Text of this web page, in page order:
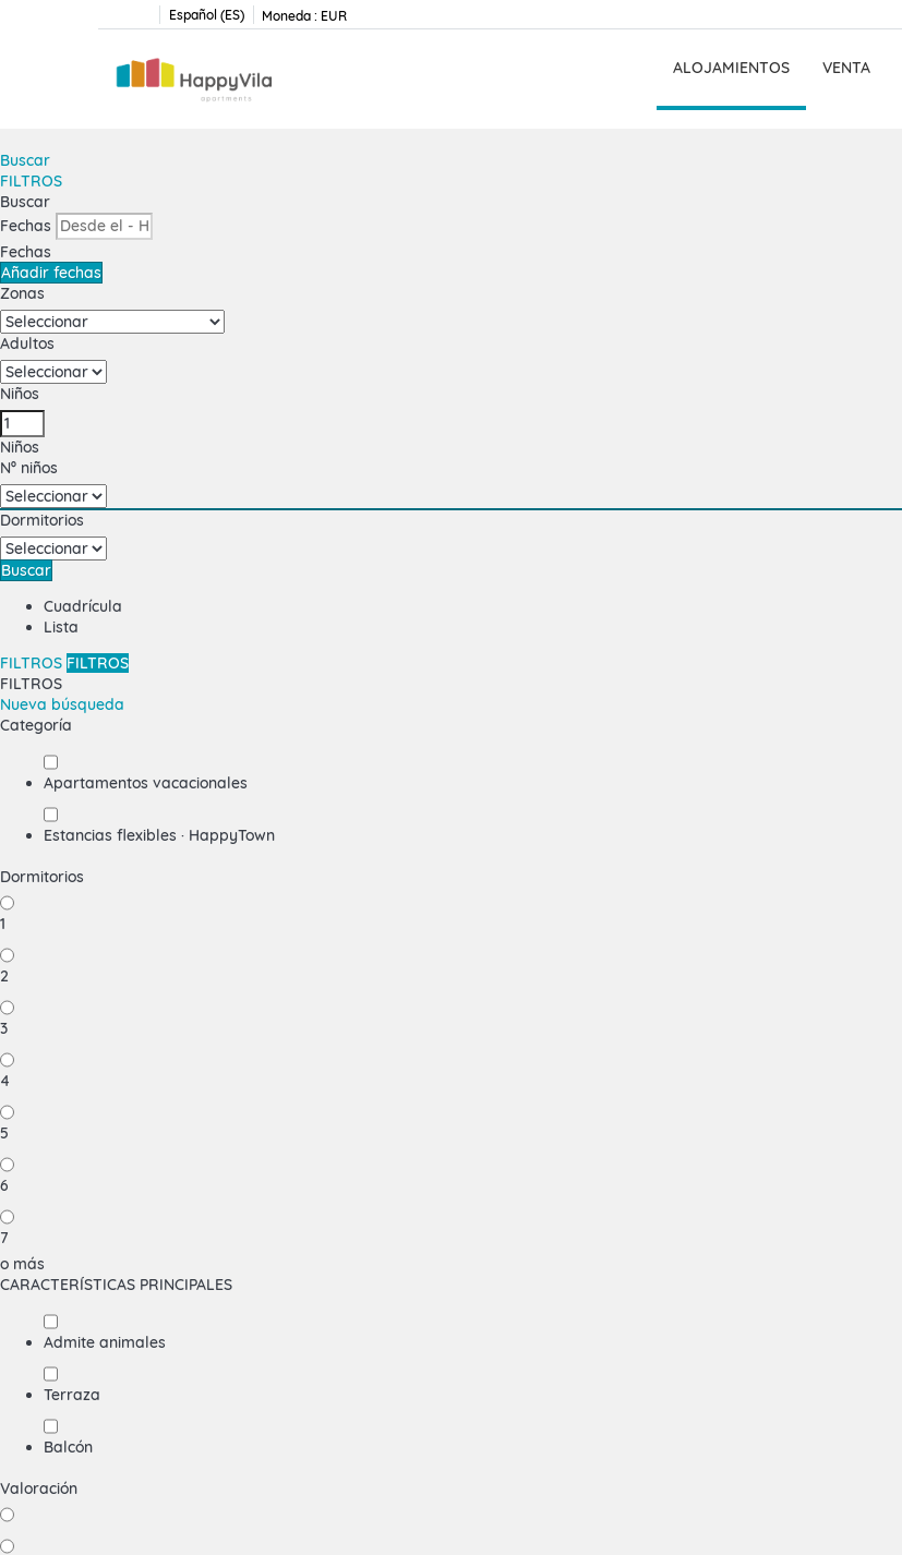
Español (ES) Moneda : EUR
ALOJAMIENTOS VENTA
Buscar
FILTROS
Buscar
Fechas
Fechas
Añadir fechas
Zonas
Adultos
Niños
Niños
Nº niños
Dormitorios
Buscar
Cuadrícula
Lista
FILTROS FILTROS
FILTROS
Nueva búsqueda
Categoría
Apartamentos vacacionales
Estancias flexibles · HappyTown
Dormitorios
1
2
3
4
5
6
7
o más
CARACTERÍSTICAS PRINCIPALES
Admite animales
Terraza
Balcón
Valoración